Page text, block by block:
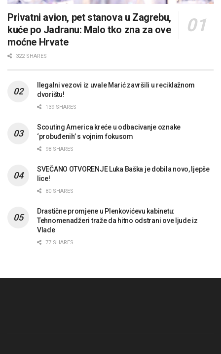
Privatni avion, pet stanova u Zagrebu,
kuće po Jadranu: Malo tko zna za ove
moćne Hrvate
322 SHARES
Ilegalni vezovi iz uvale Marić završili u reciklažnom
dvorištu!
139 SHARES
Scouting America kreće u odbacivanje oznake
‘probuđenih’ s vojnim fokusom
98 SHARES
SVEČANO OTVORENJE Luka Baška je dobila novo, ljepše
lice!
80 SHARES
Drastične promjene u Plenkovićevu kabinetu:
Tehnomenadžeri traže da hitno odstrani ove ljude iz
Vlade
77 SHARES